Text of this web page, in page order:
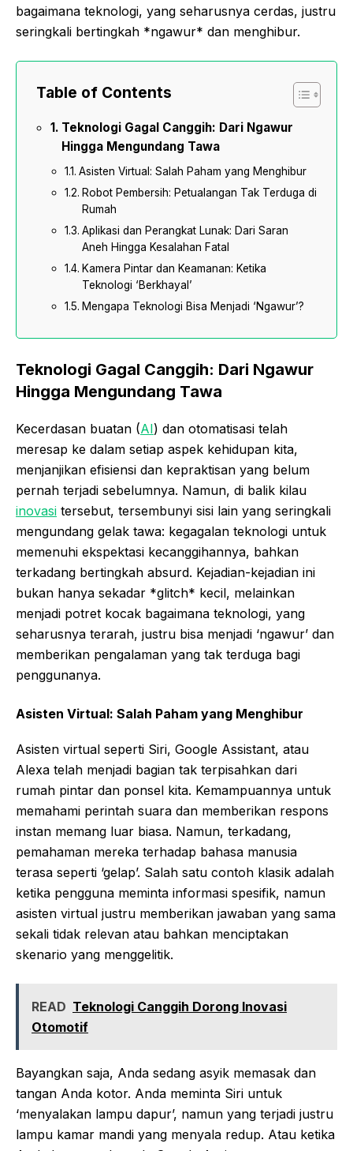
bagaimana teknologi, yang seharusnya cerdas, justru
seringkali bertingkah *ngawur* dan menghibur.
Table of Contents
Teknologi Gagal Canggih: Dari Ngawur
Hingga Mengundang Tawa
Asisten Virtual: Salah Paham yang Menghibur
Robot Pembersih: Petualangan Tak Terduga di
Rumah
Aplikasi dan Perangkat Lunak: Dari Saran
Aneh Hingga Kesalahan Fatal
Kamera Pintar dan Keamanan: Ketika
Teknologi ‘Berkhayal’
Mengapa Teknologi Bisa Menjadi ‘Ngawur’?
Teknologi Gagal Canggih: Dari Ngawur
Hingga Mengundang Tawa
Kecerdasan buatan (AI) dan otomatisasi telah
meresap ke dalam setiap aspek kehidupan kita,
menjanjikan efisiensi dan kepraktisan yang belum
pernah terjadi sebelumnya. Namun, di balik kilau
inovasi tersebut, tersembunyi sisi lain yang seringkali
mengundang gelak tawa: kegagalan teknologi untuk
memenuhi ekspektasi kecanggihannya, bahkan
terkadang bertingkah absurd. Kejadian-kejadian ini
bukan hanya sekadar *glitch* kecil, melainkan
menjadi potret kocak bagaimana teknologi, yang
seharusnya terarah, justru bisa menjadi ‘ngawur’ dan
memberikan pengalaman yang tak terduga bagi
penggunanya.
Asisten Virtual: Salah Paham yang Menghibur
Asisten virtual seperti Siri, Google Assistant, atau
Alexa telah menjadi bagian tak terpisahkan dari
rumah pintar dan ponsel kita. Kemampuannya untuk
memahami perintah suara dan memberikan respons
instan memang luar biasa. Namun, terkadang,
pemahaman mereka terhadap bahasa manusia
terasa seperti ‘gelap’. Salah satu contoh klasik adalah
ketika pengguna meminta informasi spesifik, namun
asisten virtual justru memberikan jawaban yang sama
sekali tidak relevan atau bahkan menciptakan
skenario yang menggelitik.
READ Teknologi Canggih Dorong Inovasi
Otomotif
Bayangkan saja, Anda sedang asyik memasak dan
tangan Anda kotor. Anda meminta Siri untuk
‘menyalakan lampu dapur’, namun yang terjadi justru
lampu kamar mandi yang menyala redup. Atau ketika